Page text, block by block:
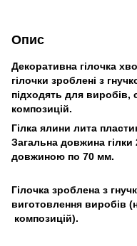
Опис
Декоративна гілочка
гілочки зроблені з
підходять для
композицій.
Гілка ялини лита
Загальна довжина
довжиною по 70 мм.
Гілочка зроблена з
виготовлення виробів
композицій).